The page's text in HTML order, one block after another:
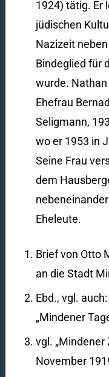
1924) tätig. Er
jüdischen
Nazizeit
Bindeglied für
wurde.
Ehefrau
Seligmann,
wo er 1953 in
Seine Frau
dem
Eheleute.
Brief von Otto
an die Stadt
Ebd., vgl.
„Mindener
vgl. „Mindener
November